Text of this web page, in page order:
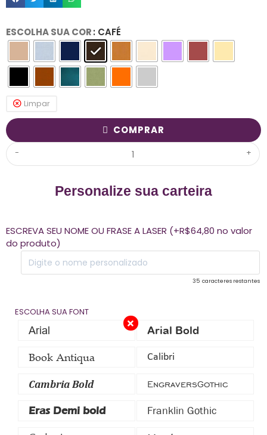
ESCOLHA SUA COR: CAFÉ
Limpar
Personalize sua carteira
ESCREVA SEU NOME OU FRASE A LASER (+R$64,80 no valor
do produto)
35 caracteres restantes
ESCOLHA SUA FONT
Arial Arial Bold
Book Antiqua Calibri
Cambria Bold EngraversGothic
Eras Demi bold Franklin Gothic
- +
COMPRAR